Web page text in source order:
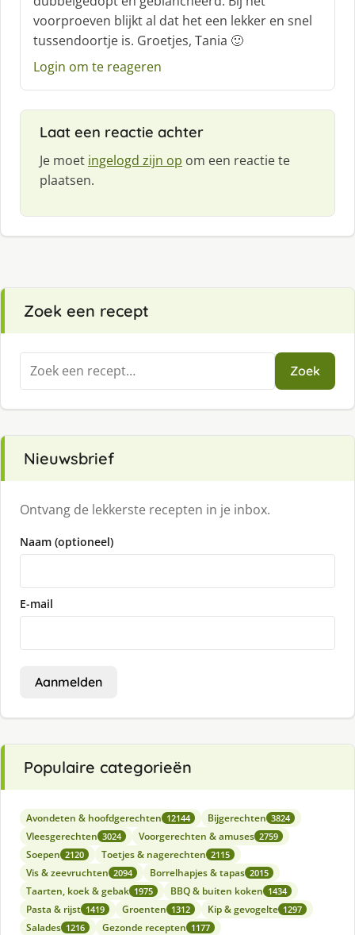
e
e
f
voorproeven blijkt al dat het een lekker en snel
tussendoortje is. Groetjes, Tania 🙂
Login om te reageren
Laat een reactie achter
Je moet ingelogd zijn op om een reactie te
plaatsen.
Zoek een recept
Zoeken
naar:
Zoek
Nieuwsbrief
Ontvang de lekkerste recepten in je inbox.
Naam (optioneel)
E-mail
Aanmelden
Populaire categorieën
Avondeten & hoofdgerechten 12144 Bijgerechten 3824
Vleesgerechten 3024 Voorgerechten & amuses 2759
Soepen 2120 Toetjes & nagerechten 2115
Vis & zeevruchten 2094 Borrelhapjes & tapas 2015
Taarten, koek & gebak 1975 BBQ & buiten koken 1434
Pasta & rijst 1419 Groenten 1312 Kip & gevogelte 1297
Salades 1216 Gezonde recepten 1177